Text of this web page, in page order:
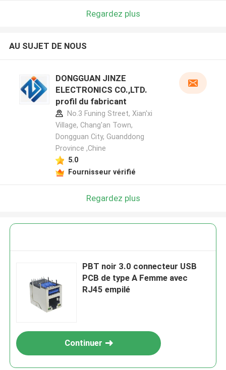
Regardez plus
AU SUJET DE NOUS
DONGGUAN JINZE
ELECTRONICS CO.,LTD.
profil du fabricant
No.3 Funing Street, Xian'xi
Village, Chang'an Town,
Dongguan City, Guanddong
Province ,Chine
5.0
Fournisseur vérifié
Regardez plus
PBT noir 3.0 connecteur USB
PCB de type A Femme avec
RJ45 empilé
Continuer